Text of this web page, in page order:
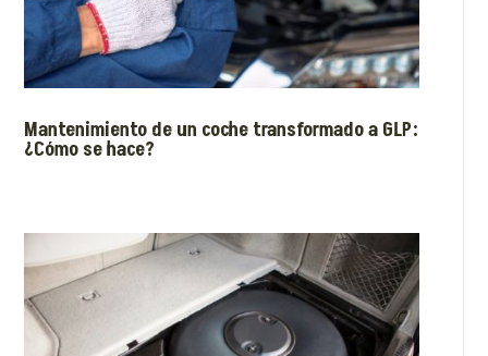
Mantenimiento de un coche transformado a GLP:
¿Cómo se hace?